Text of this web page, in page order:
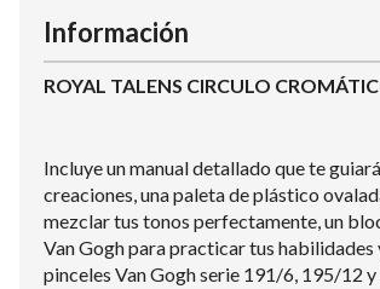
Información
ROYAL TALENS CIRCULO
Incluye un manual detallado que te
creaciones, una paleta de plástico
mezclar tus tonos perfectamente, un
Van Gogh para practicar tus habilidades
pinceles Van Gogh serie 191/6, 195/12